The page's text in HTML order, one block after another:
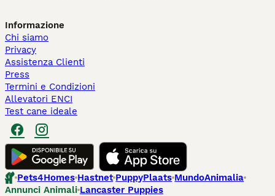
Informazione
Chi siamo
Privacy
Assistenza Clienti
Press
Termini e Condizioni
Allevatori ENCI
Test cane ideale
Pets4Homes Hastnet PuppyPlaats MundoAnimalia
Annunci Animali Lancaster Puppies